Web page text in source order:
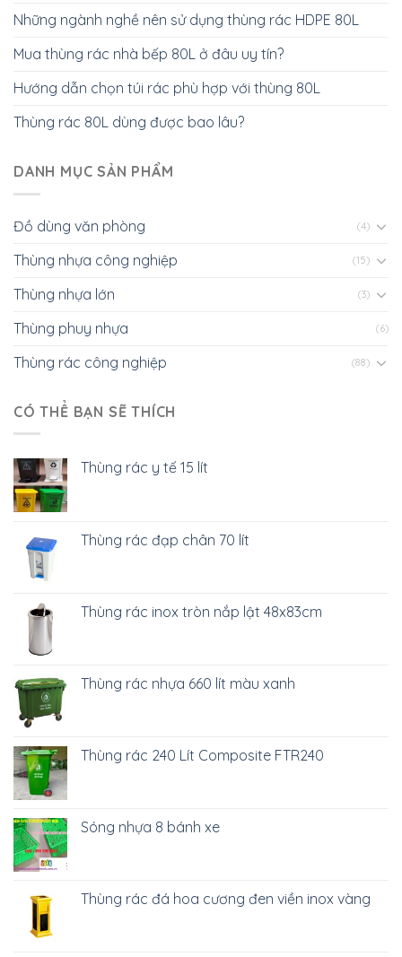
Những ngành nghề nên sử dụng thùng rác HDPE 80L
Mua thùng rác nhà bếp 80L ở đâu uy tín?
Hướng dẫn chọn túi rác phù hợp với thùng 80L
Thùng rác 80L dùng được bao lâu?
DANH MỤC SẢN PHẨM
Đồ dùng văn phòng (4)
Thùng nhựa công nghiệp (15)
Thùng nhựa lớn (3)
Thùng phuy nhựa (6)
Thùng rác công nghiệp (88)
CÓ THỂ BẠN SẼ THÍCH
Thùng rác y tế 15 lít
Thùng rác đạp chân 70 lít
Thùng rác inox tròn nắp lật 48x83cm
Thùng rác nhựa 660 lít màu xanh
Thùng rác 240 Lít Composite FTR240
Sóng nhựa 8 bánh xe
Thùng rác đá hoa cương đen viền inox vàng